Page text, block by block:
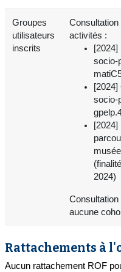
Groupes
utilisateurs
inscrits
activités :
socio-
[2024]
socio-
2024)
aucune
Rattachements à
Aucun rattachement ROF